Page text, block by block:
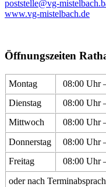
poststelle@vg-
www.vg-mistelbach.de
Öffnungszeiten
Montag 08:00 Uhr
Dienstag
08:00 Uhr
Mittwoch
08:00 Uhr
Donnerstag
08:00 Uhr
Freitag
08:00 Uhr
oder nach